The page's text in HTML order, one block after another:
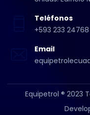
Teléfonos
+593 233 24768
Email
Equipetrol ® 2023